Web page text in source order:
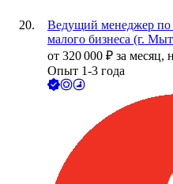
Ведущий менеджер по
малого бизнеса (г.
от 320 000 ₽ за месяц,
Опыт 1-3 года